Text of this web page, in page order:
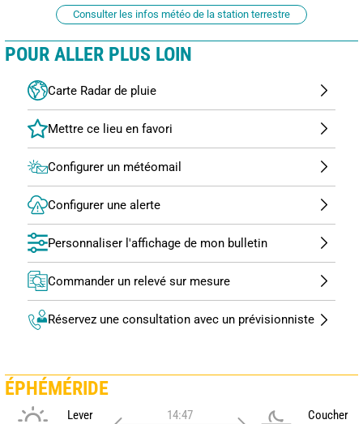
Consulter les infos météo de la station terrestre
POUR ALLER PLUS LOIN
Carte Radar de pluie
Configurer un météomail
Configurer une alerte
Personnaliser l'affichage de mon bulletin
Commander un relevé sur mesure
Réservez une consultation avec un prévisionniste
ÉPHÉMÉRIDE
Lever
14:47
Coucher